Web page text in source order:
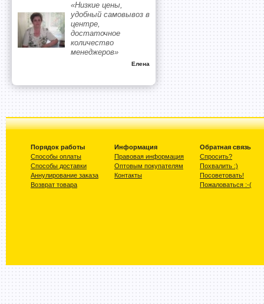
«Низкие цены,
удобный самовывоз в
центре,
достаточное
количество
менеджеров»
Елена
Порядок работы
Способы оплаты
Способы доставки
Аннулирование заказа
Возврат товара
Информация
Правовая информация
Оптовым покупателям
Контакты
Обратная связь
Спросить?
Похвалить :)
Посоветовать!
Пожаловаться :-(